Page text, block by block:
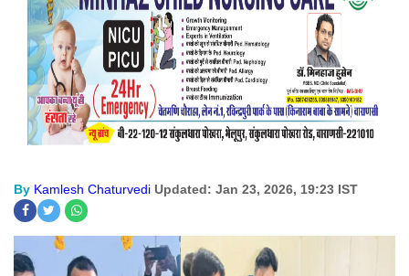
By Kamlesh Chaturvedi Updated: Jan 23, 2026, 19:23 IST